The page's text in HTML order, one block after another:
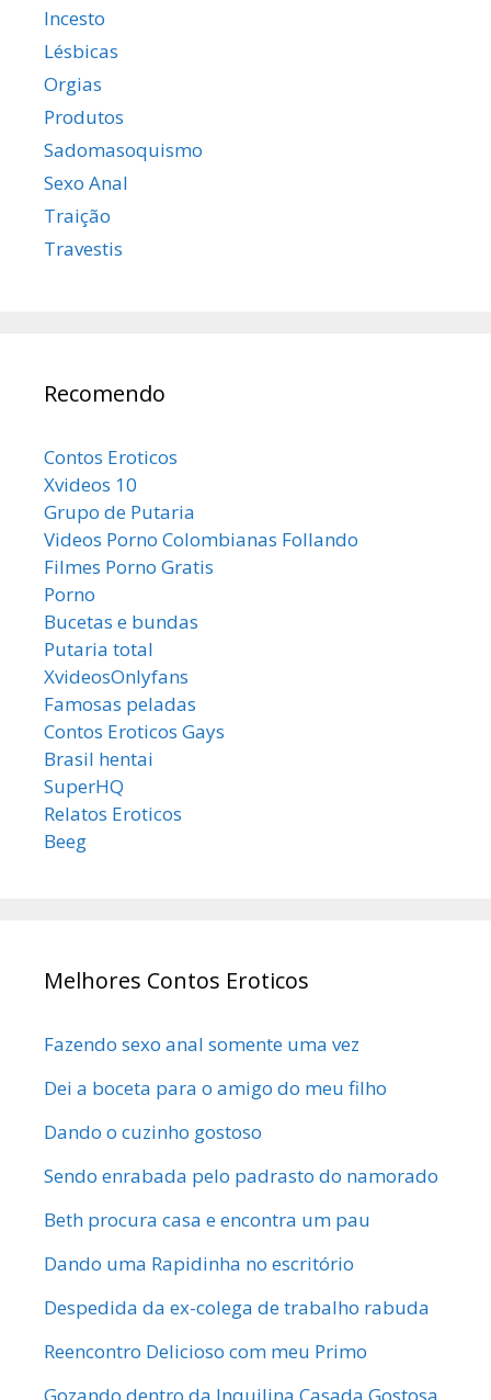
Incesto
Lésbicas
Orgias
Produtos
Sadomasoquismo
Sexo Anal
Traição
Travestis
Recomendo
Contos Eroticos
Xvideos 10
Grupo de Putaria
Videos Porno Colombianas Follando
Filmes Porno Gratis
Porno
Bucetas e bundas
Putaria total
XvideosOnlyfans
Famosas peladas
Contos Eroticos Gays
Brasil hentai
SuperHQ
Relatos Eroticos
Beeg
Melhores Contos Eroticos
Fazendo sexo anal somente uma vez
Dei a boceta para o amigo do meu filho
Dando o cuzinho gostoso
Sendo enrabada pelo padrasto do namorado
Beth procura casa e encontra um pau
Dando uma Rapidinha no escritório
Despedida da ex-colega de trabalho rabuda
Reencontro Delicioso com meu Primo